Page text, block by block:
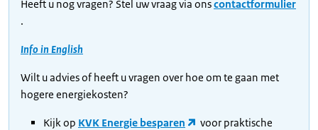
Heeft u nog vragen? Stel uw vraag via onscontactformulier
.
Info in English
Wilt u advies of heeft u vragen over hoe om te gaan met
hogere energiekosten?
Kijk op KVK Energie besparen
voor praktische